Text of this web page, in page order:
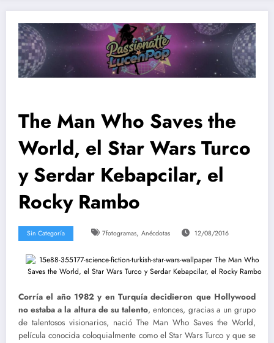
The Man Who Saves the
World, el Star Wars Turco
y Serdar Kebapcilar, el
Rocky Rambo
Sin Categoría 7fotogramas, Anécdotas 12/08/2016
Corría el año 1982 y en Turquía decidieron que Hollywood
no estaba a la altura de su talento, entonces, gracias a un grupo
de talentosos visionarios, nació The Man Who Saves the World,
película conocida coloquialmente como el Star Wars Turco y que se